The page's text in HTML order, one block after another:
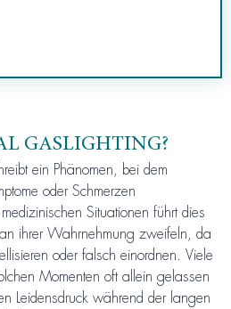
GASLIGHTING?
ein Phänomen, bei dem
oder Schmerzen
Situationen führt dies
ihrer Wahrnehmung zweifeln, da
oder falsch einordnen. Viele
Momenten oft allein gelassen
Leidensdruck während der langen